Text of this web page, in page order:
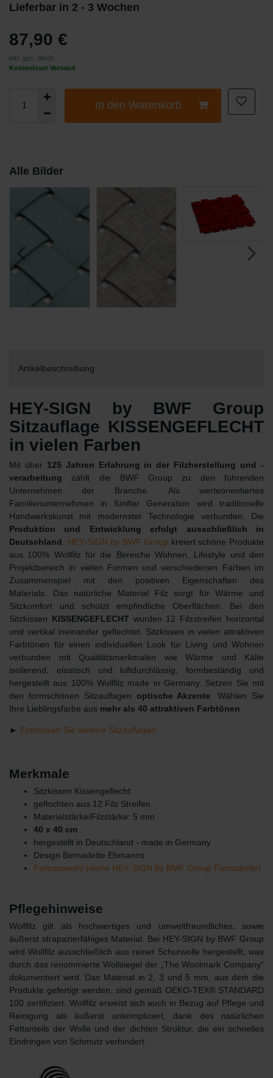
Lieferbar in 2 - 3 Wochen
87,90 €
inkl. ges. MwSt
Kostenloser Versand
In den Warenkorb
Alle Bilder
Artikelbeschreibung
HEY-SIGN by BWF Group
Sitzauflage KISSENGEFLECHT
in vielen Farben
Mit über 125 Jahren Erfahrung in der Filzherstellung und -
verarbeitung zählt die BWF Group zu den führenden
Unternehmen der Branche. Als werteorientiertes
Familienunternehmen in fünfter Generation wird traditionelle
Handwerkskunst mit modernster Technologie verbunden. Die
Produktion und Entwicklung erfolgt ausschließlich in
Deutschland
HEY-SIGN by BWF Group kreiert schöne Produkte
aus 100% Wollfilz für die Bereiche Wohnen, Lifestyle und den
Projektbereich in vielen Formen und verschiedenen Farben im
Zusammenspiel mit den positiven Eigenschaften des
Materials. Das natürliche Material Filz sorgt für Wärme und
Sitzkomfort und schützt empfindliche Oberflächen. Bei den
Sitzkissen KISSENGEFLECHT wurden 12 Filzstreifen horizontal
und vertikal ineinander geflechtet. Sitzkissen in vielen attraktiven
Farbtönen für einen individuellen Look für Living und Wohnen
verbunden mit Qualitätsmerkmalen wie Wärme und Kälte
isolierend, elastisch und luftdurchlässig, formbeständig und
hergestellt aus 100% Wollfilz made in Germany. Setzen Sie mit
den formschönen Sitzauflagen optische Akzente . Wählen Sie
Ihre Lieblingsfarbe aus mehr als 40 attraktiven Farbtönen
► Entdecken Sie weitere Sitzauflagen
Merkmale
Sitzkissen Kissengeflecht
geflochten aus 12 Filz Streifen
Materialstärke/Filzstärke: 5 mm
40 x 40 cm
hergestellt in Deutschland - made in Germany
Design Bernadette Ehmanns
Farbauswahl (siehe HEY-SIGN by BMF Group Farbtabelle)
Pflegehinweise
Wollfilz gilt als hochwertiges und umweltfreundliches, sowie
äußerst strapazierfähiges Material. Bei HEY-SIGN by BWF Group
wird Wollfilz ausschließlich aus reiner Schurwolle hergestellt, was
durch das renommierte Wollsiegel der „The Woolmark Company“
dokumentiert wird. Das Material in 2, 3 und 5 mm, aus dem die
Produkte gefertigt werden, sind gemäß OEKO-TEX® STANDARD
100 zertifiziert. Wollfilz erweist sich auch in Bezug auf Pflege und
Reinigung als äußerst unkompliziert, dank des natürlichen
Fettanteils der Wolle und der dichten Struktur, die ein schnelles
Eindringen von Schmutz verhindert.